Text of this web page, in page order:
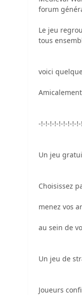
forum
Le jeu
tous
voici
-!-!-!-!-!-!-!-!-
Un jeu
Choisissez
menez vos
au sein de
Un jeu de
Joueurs